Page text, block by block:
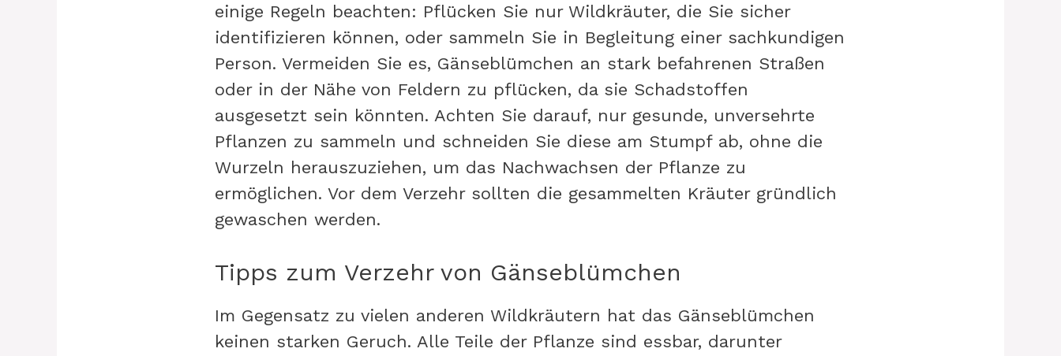
einige Regeln beachten: Pflücken Sie nur Wildkräuter, die Sie sicher
identifizieren können, oder sammeln Sie in Begleitung einer sachkundigen
Person. Vermeiden Sie es, Gänseblümchen an stark befahrenen Straßen
oder in der Nähe von Feldern zu pflücken, da sie Schadstoffen
ausgesetzt sein könnten. Achten Sie darauf, nur gesunde, unversehrte
Pflanzen zu sammeln und schneiden Sie diese am Stumpf ab, ohne die
Wurzeln herauszuziehen, um das Nachwachsen der Pflanze zu
ermöglichen. Vor dem Verzehr sollten die gesammelten Kräuter gründlich
gewaschen werden.
Tipps zum Verzehr von Gänseblümchen
Im Gegensatz zu vielen anderen Wildkräutern hat das Gänseblümchen
keinen starken Geruch. Alle Teile der Pflanze sind essbar, darunter